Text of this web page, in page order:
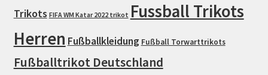
Trikots FIFA WM Katar 2022 trikot Fussball Trikots
Herren Fußballkleidung Fußball Torwarttrikots
Fußballtrikot Deutschland